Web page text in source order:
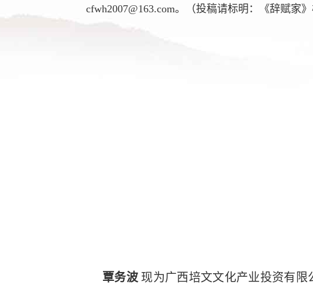
cfwh2007@163.com。（投稿请标明：《辞赋家》
覃务波 现为广西培文文化产业投资有